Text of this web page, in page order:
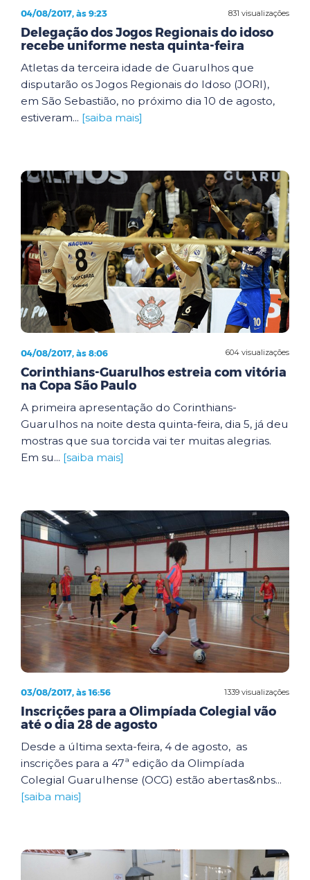
831 visualizações
04/08/2017, às 9:23
Delegação dos Jogos Regionais do idoso
recebe uniforme nesta quinta-feira
Atletas da terceira idade de Guarulhos que
disputarão os Jogos Regionais do Idoso (JORI),
em São Sebastião, no próximo dia 10 de agosto,
estiveram... [saiba mais]
604 visualizações
04/08/2017, às 8:06
Corinthians-Guarulhos estreia com vitória
na Copa São Paulo
A primeira apresentação do Corinthians-
Guarulhos na noite desta quinta-feira, dia 5, já deu
mostras que sua torcida vai ter muitas alegrias.
Em su... [saiba mais]
1339 visualizações
03/08/2017, às 16:56
Inscrições para a Olimpíada Colegial vão
até o dia 28 de agosto
Desde a última sexta-feira, 4 de agosto, as
inscrições para a 47ª edição da Olimpíada
Colegial Guarulhense (OCG) estão abertas&nbs...
[saiba mais]